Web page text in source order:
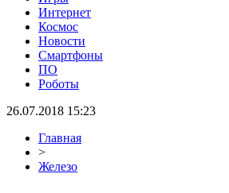
Интернет
Космос
Новости
Смартфоны
ПО
Роботы
26.07.2018 15:23
Главная
>
Железо